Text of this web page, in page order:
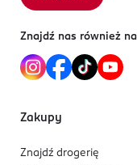
Znajdź nas również
Zakupy
Znajdź drogerię